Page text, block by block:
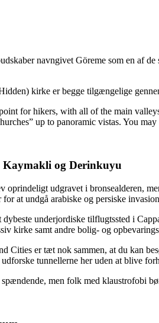
navngivet Göreme som en af
kirke er begge tilgængelige
for hikers, with all of the main
up to panoramic vistas. You
Kaymakli og Derinkuyu
oprindeligt udgravet i bronsealderen,
at undgå arabiske og persiske
underjordiske tilflugtssted i
kirke samt andre bolig- og
Cities er tæt nok sammen, at du kan
tunnellerne her uden at blive
men folk med klaustrofobi